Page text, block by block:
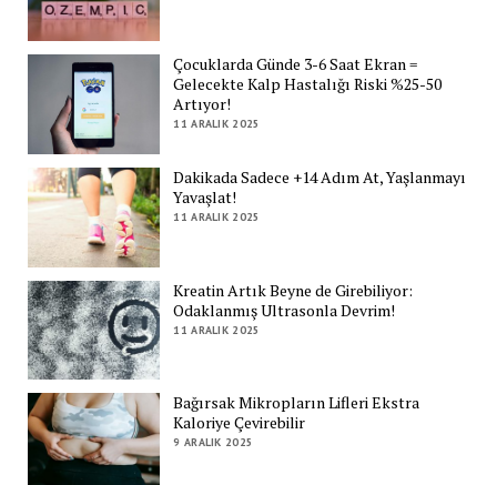
Çocuklarda Günde 3-6 Saat Ekran =
Gelecekte Kalp Hastalığı Riski %25-50
Artıyor!
11 ARALIK 2025
Dakikada Sadece +14 Adım At, Yaşlanmayı
Yavaşlat!
11 ARALIK 2025
Kreatin Artık Beyne de Girebiliyor:
Odaklanmış Ultrasonla Devrim!
11 ARALIK 2025
Bağırsak Mikropların Lifleri Ekstra
Kaloriye Çevirebilir
9 ARALIK 2025